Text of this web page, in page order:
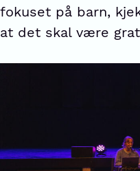
fokuset på barn,
at det skal være